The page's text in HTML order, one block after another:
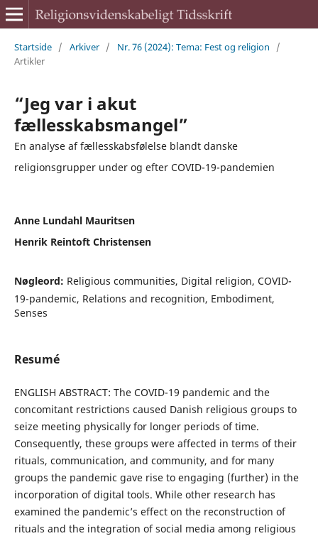
Startside / Arkiver / Nr. 76 (2024): Tema: Fest og religion
/
Artikler
“Jeg var i akut
fællesskabsmangel”
En analyse af fællesskabsfølelse blandt danske
religionsgrupper under og efter COVID-19-pandemien
Anne Lundahl Mauritsen
Henrik Reintoft Christensen
Nøgleord: Religious communities, Digital religion, COVID-
19-pandemic, Relations and recognition, Embodiment,
Senses
Resumé
ENGLISH ABSTRACT: The COVID-19 pandemic and the
concomitant restrictions caused Danish religious groups to
seize meeting physically for longer periods of time.
Consequently, these groups were affected in terms of their
rituals, communication, and community, and for many
groups the pandemic gave rise to engaging (further) in the
incorporation of digital tools. While other research has
examined the pandemic’s effect on the reconstruction of
rituals and the integration of social media among religious